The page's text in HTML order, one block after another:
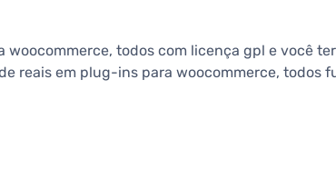
woocommerce, todos com licença gpl e você
reais em plug-ins para woocommerce, todos